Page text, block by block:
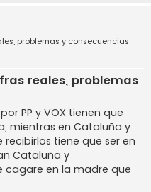
problemas y consecuencias
reales, problemas
PP y VOX tienen que
mientras en Cataluña y
tiene que ser en
Cataluña y
cagare en la madre que